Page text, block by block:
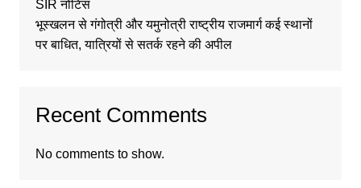
SIR नोटिस
भूस्खलन से गंगोत्री और यमुनोत्री राष्ट्रीय राजमार्ग कई स्थानों
पर बाधित, यात्रियों से सतर्क रहने की अपील
Recent Comments
No comments to show.